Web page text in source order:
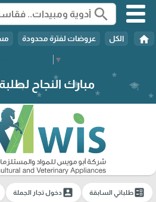
▼
search
home الكل عروضات لفترة محدودة
مبارك النجاح
ballotطلباتي السابقة account_boxدخول تجار الجملة